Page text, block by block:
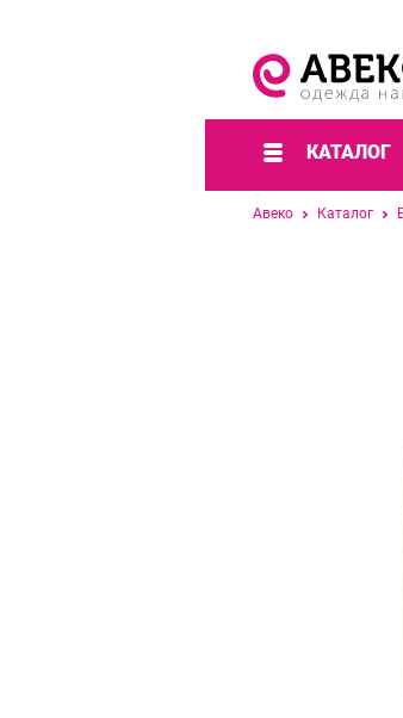
КАТАЛОГ
Авеко Каталог